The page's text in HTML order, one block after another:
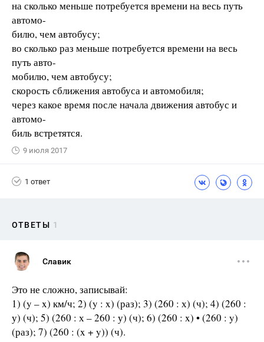
на сколько меньше потребуется времени на весь путь
автомо-
билю, чем автобусу;
во сколько раз меньше потребуется времени на весь
путь авто-
мобилю, чем автобусу;
скорость сближения автобуса и автомобиля;
через какое время после начала движения автобус и
автомо-
биль встретятся.
9 июля 2017
1 ответ
ОТВЕТЫ 1
Славик
Это не сложно, записывай:
1) (y – x) км/ч; 2) (y : x) (раз); 3) (260 : х) (ч); 4) (260 :
у) (ч); 5) (260 : х – 260 : у) (ч); 6) (260 : x) • (260 : y)
(раз); 7) (260 : (x + y)) (ч).